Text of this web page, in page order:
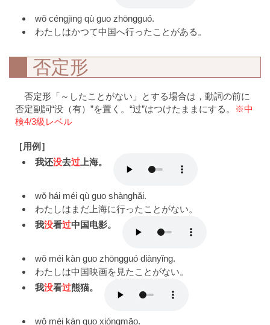
wǒ céngjīng qù guo zhōngguó.
わたしはかつて中国へ行ったことがある。
否定形
否定形「～したことがない」とする場合は，動詞の前に
否定副詞“没（有）”を置く。“过”はつけたままにする。
※中
検4/3級レベル
［用例］
我还没去过 上海。
wǒ hái méi qù guo shànghǎi.
わたしはまだ上海に行ったことがない。
我没看过中国电影。
wǒ méi kàn guo zhōngguó diànyǐng.
わたしは中国映画を見たことがない。
我没看过熊猫。
wǒ méi kàn guo xióngmāo.